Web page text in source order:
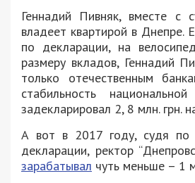
Геннадий Пивняк, вместе с
владеет квартирой в Днепре.
по декларации, на
размеру вкладов, Геннадий
только отечественным
стабильность
задекларировал 2, 8 млн. грн.
А вот в 2017 году, судя по
декларации, ректор
зарабатывал чуть меньше – 1